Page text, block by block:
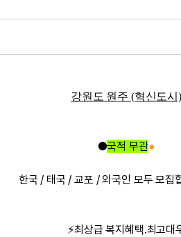
강원도 원주 (혁신도시)
●국적 무관●
한국 / 태국 / 교포 / 외국인 모두 모집
⚡최상급 복지혜택.최고대